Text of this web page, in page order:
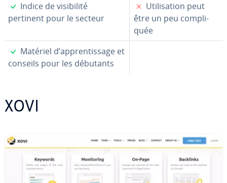
✓
Indice de vi­si­bi­lité
pertinent pour le secteur
✗
Uti­li­sa­tion peut
être un peu com­pli­
quée
✓
Matériel d’ap­pren­tis­sage et
conseils pour les débutants
XOVI